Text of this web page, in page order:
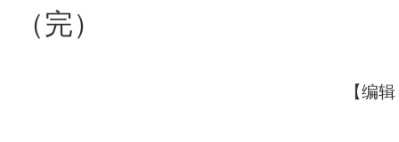
（完）
【编